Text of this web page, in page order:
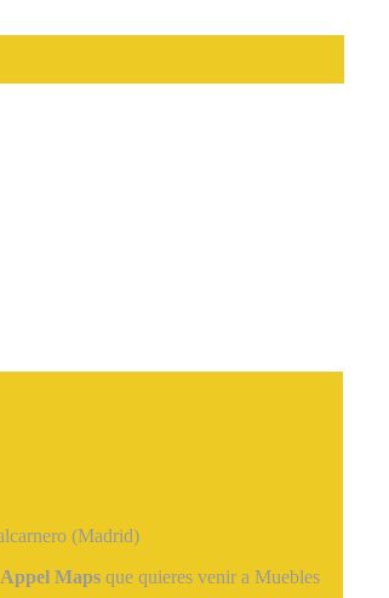
(Madrid)
Appel Maps que quieres venir a Muebles